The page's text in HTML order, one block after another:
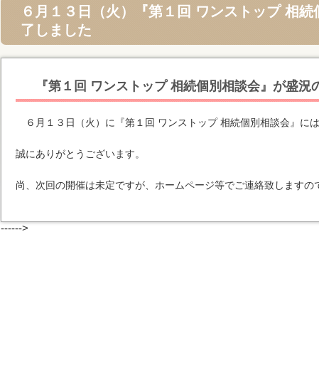
６月１３日（火）『第１回 ワンストップ 相
了しました
『第１回 ワンストップ 相続個別相談会』が盛況
６月１３日（火）に『第１回 ワンストップ 相続個別相談会』に
誠にありがとうございます。
尚、次回の開催は未定ですが、ホームページ等でご連絡致しますの
------>